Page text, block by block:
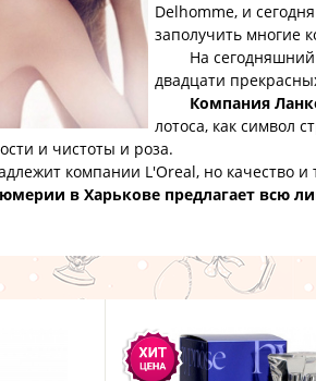
Delhomme, и
заполучить многие
На сегодняшний
двадцати
Компания
лотоса, как символ
и чистоты и роза.
компании L'Oreal, но качество и
в Харькове предлагает всю